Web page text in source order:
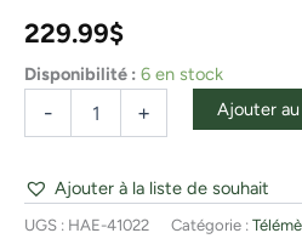
229.99$
Disponibilité : 6 en stock
- + Ajouter
Ajouter à la liste de souhait
UGS : HAE-41022 Catégorie :